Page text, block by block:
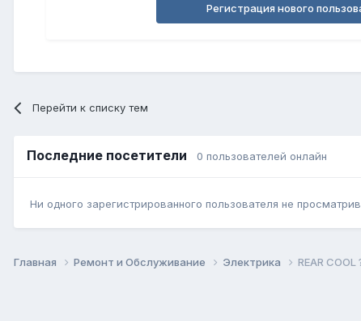
Регистрация нового
Перейти к списку тем
Последние посетители 0 пользователей онлайн
Ни одного зарегистрированного пользователя не
Главная Ремонт и Обслуживание Электрика REAR COOL